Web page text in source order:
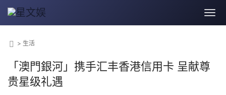
> 生活
「澳門銀河」携手汇丰香港信用卡 呈献尊
贵星级礼遇